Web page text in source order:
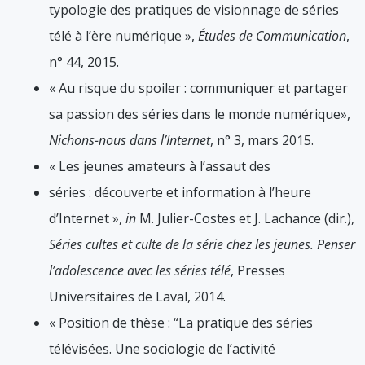
typologie des pratiques de visionnage de séries
télé à l’ère numérique », Études de Communication,
n° 44, 2015.
« Au risque du spoiler : communiquer et partager
sa passion des séries dans le monde numérique»,
Nichons-nous dans l’Internet, n° 3, mars 2015.
« Les jeunes amateurs à l’assaut des
séries : découverte et information à l’heure
d’Internet », in M. Julier-Costes et J. Lachance (dir.),
Séries cultes et culte de la série chez les jeunes. Penser
l’adolescence avec les séries télé, Presses
Universitaires de Laval, 2014.
« Position de thèse : “La pratique des séries
télévisées. Une sociologie de l’activité